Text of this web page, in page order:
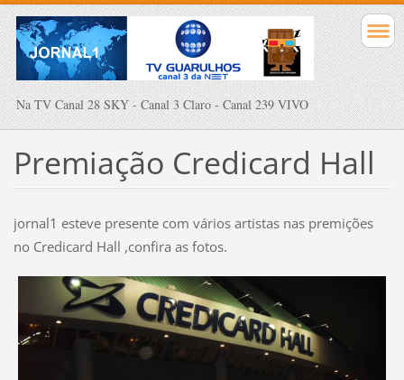
Na TV Canal 28 SKY - Canal 3 Claro - Canal 239 VIVO
Premiação Credicard Hall
jornal1 esteve presente com vários artistas nas premições
no Credicard Hall ,confira as fotos.